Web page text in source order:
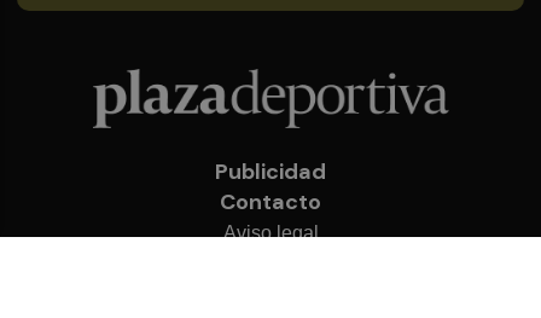
Publicidad
Contacto
Aviso legal